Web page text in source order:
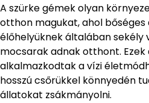
A szürke gémek olyan
otthon magukat, ahol bőséges
élőhelyüknek általában sekély
mocsarak adnak otthont.
alkalmazkodtak a vízi
hosszú csőrükkel könnyedén
állatokat zsákmányolni.